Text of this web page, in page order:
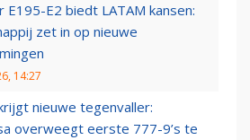
E195-E2 biedt LATAM kansen:
zet in op nieuwe
14:27
nieuwe tegenvaller:
overweegt eerste 777-9’s te